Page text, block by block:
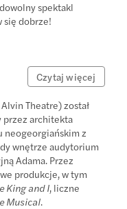
spektakl
się dobrze!
Czytaj więcej
Theatre) został
przez architekta
neogeorgiańskim z
wnętrze audytorium
Adama. Przez
produkcje, w tym
King and I, liczne
Musical.